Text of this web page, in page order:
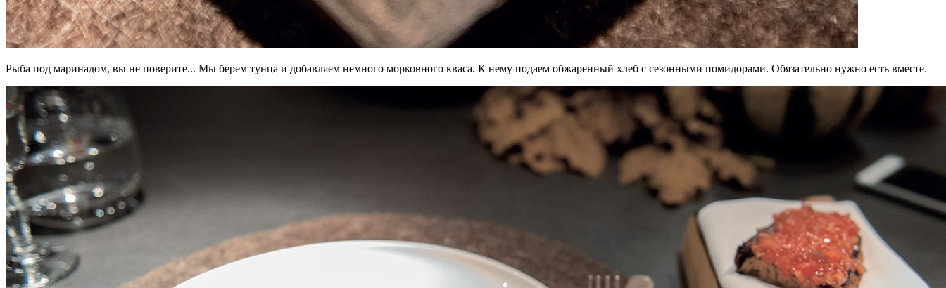
Рыба под маринадом, вы не поверите... Мы берем тунца и добавляем немного морковного кваса. К нему подаем обжаренный хлеб с сезонными помидорами. Обязательно нужно есть вместе.